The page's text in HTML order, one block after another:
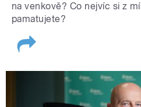
na venkově? Co nejvíc si z
pamatujete?